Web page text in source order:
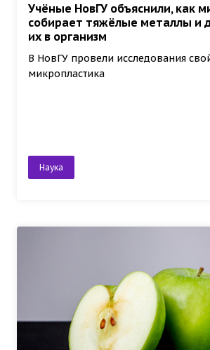
Учёные НовГУ объяснили, как
собирает тяжёлые металлы и
их в организм
В НовГУ провели исследования
микропластика
Наука